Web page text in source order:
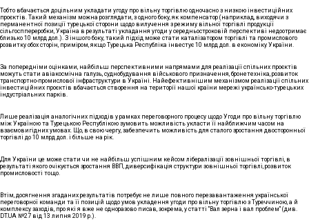
Тобто вбачається доцільним укладати угоду про вільну торгівлю одночасно з низкою інвестиційних
проєктів. Такий механізм можна розглядати, з одного боку, як компенсатор (наприклад, виходячи з
перманентної позиції турецької сторони щодо вилучення з режиму вільної торгівлі продукції
сільгосппереробки, Україна в результаті укладання угоди у середньостроковій перспективі недоотримає
близько 10 млрд дол.). З іншого боку, такий підхід може стати каталізатором торгівлі та промислового
розвитку обох сторін, приміром, якщо Турецька Республіка інвестує 10 млрд дол. в економіку України.
За попередніми оцінками, найбільш перспективними напрямами для реалізації спільних проєктів
можуть стати авіакосмічна галузь, суднобудування військового призначення, бронетехніка, розвиток
транспортно-промислової інфраструктури в Україні. Найефективнішим механізмом реалізації спільних
інвестиційних проєктів вбачається створення на території нашої країни мережі українсько-турецьких
індустріальних парків.
Лише реалізація аналогічних підходів у рамках переговорного процесу щодо Угоди про вільну торгівлю
між Україною та Турецькою Республікою зумовить можливість укласти її найближчим часом на
взаємовигідних умовах. Що, в свою чергу, забезпечить можливість для сталого зростання двосторонньої
торгівлі до 10 млрд дол. і більше на рік.
Для України це може стати чи не найбільш успішним кейсом лібералізації зовнішньої торгівлі, в
результаті якого очікується зростання ВВП, диверсифікація структури зовнішньої торгівлі, розвиток
промисловості тощо.
Втім, досягнення згаданих результатів потребує не лише повного перезавантаження української
переговорної команди та її позицій щодо умов укладення угоди про вільну торгівлю з Туреччиною, а й
комплексу заходів, про які я вже не одноразово писав, зокрема, у статті "Вал зерна і вал проблем" (див.
DT.UA №27 від 13 липня 2019 р.).